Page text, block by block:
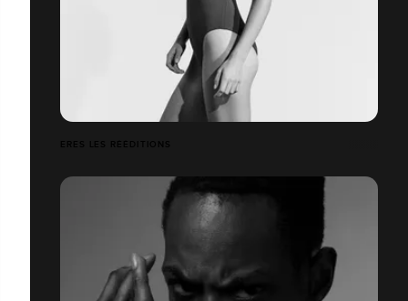
ERES LES RÉÉDITIONS